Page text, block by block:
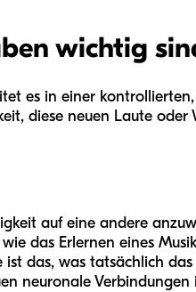
wichtig
es in einer
diese neuen Laute oder
auf eine andere
das Erlernen eines
das, was tatsächlich
neuronale